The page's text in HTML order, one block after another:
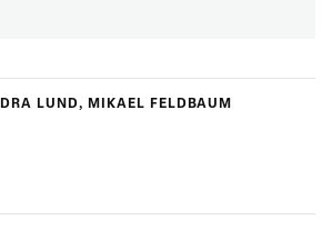
LUND, MIKAEL FELDBAUM